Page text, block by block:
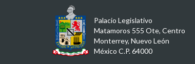
Palacio Legislativo
Matamoros 555 Ote, Centro
Monterrey, Nuevo León
México C.P. 64000